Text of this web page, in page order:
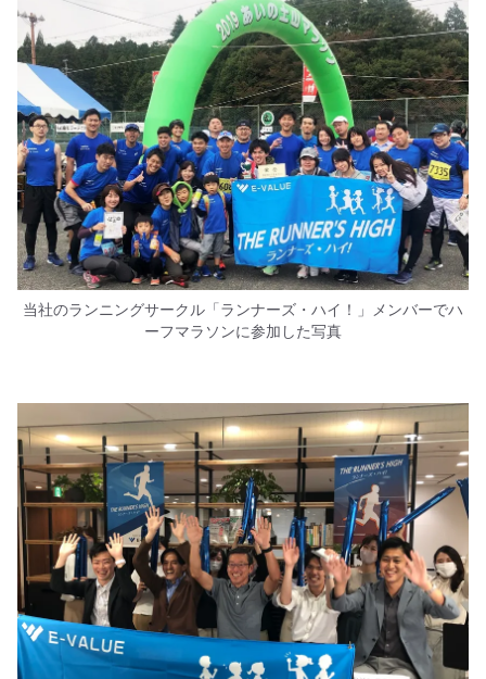
当社のランニングサークル「ランナーズ・ハイ！」メンバーでハ
ーフマラソンに参加した写真